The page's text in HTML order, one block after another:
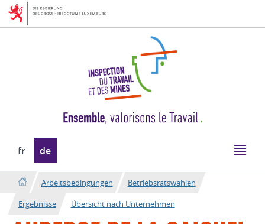
Zur
Navigation
Zum
Inhalt
Sprache
wechseln
fr de
Arbeitsbedingungen
Betriebsratswahlen
Ergebnisse
Übersicht nach Unternehmen